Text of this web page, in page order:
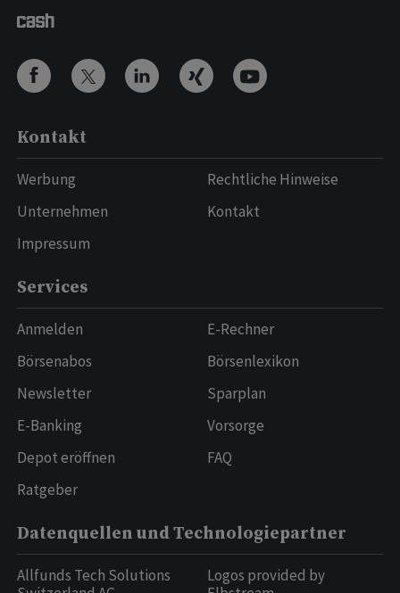
Kontakt
Werbung
Unternehmen
Impressum
Rechtliche Hinweise
Kontakt
Services
Anmelden
Börsenabos
Newsletter
E-Banking
Depot eröffnen
Ratgeber
E-Rechner
Börsenlexikon
Sparplan
Vorsorge
FAQ
Datenquellen und Technologiepartner
Allfunds Tech Solutions
Logos provided by